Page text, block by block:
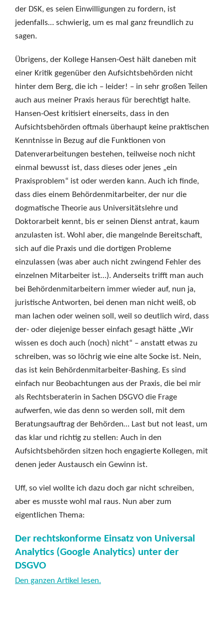
der DSK, es seien Einwilligungen zu fordern, ist
jedenfalls… schwierig, um es mal ganz freundlich zu
sagen.
Übrigens, der Kollege Hansen-Oest hält daneben mit
einer Kritik gegenüber den Aufsichtsbehörden nicht
hinter dem Berg, die ich – leider! – in sehr großen Teilen
auch aus meiner Praxis heraus für berechtigt halte.
Hansen-Oest kritisiert einerseits, dass in den
Aufsichtsbehörden oftmals überhaupt keine praktischen
Kenntnisse in Bezug auf die Funktionen von
Datenverarbeitungen bestehen, teilweise noch nicht
einmal bewusst ist, dass dieses oder jenes „ein
Praxisproblem“ ist oder werden kann. Auch ich finde,
dass dies einem Behördenmitarbeiter, der nur die
dogmatische Theorie aus Universitätslehre und
Doktorarbeit kennt, bis er seinen Dienst antrat, kaum
anzulasten ist. Wohl aber, die mangelnde Bereitschaft,
sich auf die Praxis und die dortigen Probleme
einzulassen (was aber auch nicht zwingend Fehler des
einzelnen Mitarbeiter ist…). Anderseits trifft man auch
bei Behördenmitarbeitern immer wieder auf, nun ja,
juristische Antworten, bei denen man nicht weiß, ob
man lachen oder weinen soll, weil so deutlich wird, dass
der- oder diejenige besser einfach gesagt hätte „Wir
wissen es doch auch (noch) nicht“ – anstatt etwas zu
schreiben, was so löchrig wie eine alte Socke ist. Nein,
das ist kein Behördenmitarbeiter-Bashing. Es sind
einfach nur Beobachtungen aus der Praxis, die bei mir
als Rechtsberaterin in Sachen DSGVO die Frage
aufwerfen, wie das denn so werden soll, mit dem
Beratungsauftrag der Behörden… Last but not least, um
das klar und richtig zu stellen: Auch in den
Aufsichtsbehörden sitzen hoch engagierte Kollegen, mit
denen jeder Austausch ein Gewinn ist.
Uff, so viel wollte ich dazu doch gar nicht schreiben,
aber es musste wohl mal raus. Nun aber zum
eigentlichen Thema:
Der rechtskonforme Einsatz von Universal
Analytics (Google Analytics) unter der
DSGVO
Den ganzen Artikel lesen.